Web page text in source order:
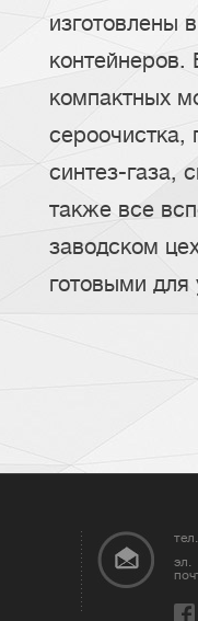
изготовлены
компактных
сероочистка,
синтез-газа,
также все
заводском
готовыми для
эл.